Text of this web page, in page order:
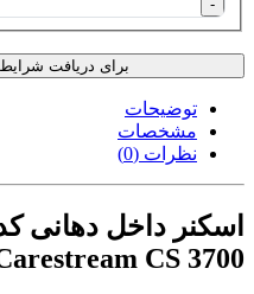
-
برای دریافت
توضیحات
مشخصات
نظرات (0)
CS 3700